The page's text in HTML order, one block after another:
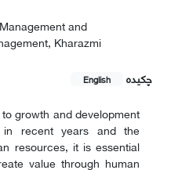
and
Kharazmi
چکیده
English
growth and development
in recent years and the
resources, it is essential
value through human